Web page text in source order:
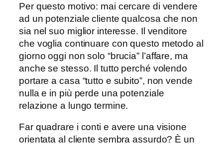
Per questo motivo: mai cercare di vendere
ad un potenziale cliente qualcosa che non
sia nel suo miglior interesse. Il venditore
che voglia continuare con questo metodo al
giorno oggi non solo “brucia” l’affare, ma
anche se stesso. Il tutto perché volendo
portare a casa “tutto e subito”, non vende
nulla e in più perde una potenziale
relazione a lungo termine.
Far quadrare i conti e avere una visione
orientata al cliente sembra assurdo? È un